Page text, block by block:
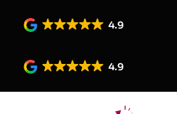
4.9
4.9